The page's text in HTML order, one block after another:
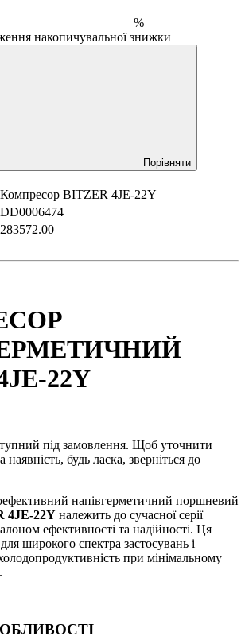
%
накопичувальної знижки
Порівняти
Компресор BITZER 4JE-22Y
DD0006474
283572.00
22Y
під замовлення. Щоб уточнити
наявність, будь ласка, зверніться до
напівгерметичний поршневий
4JE-22Y належить до сучасної серії
ефективності та надійності. Ця
широкого спектра застосувань і
при мінімальному